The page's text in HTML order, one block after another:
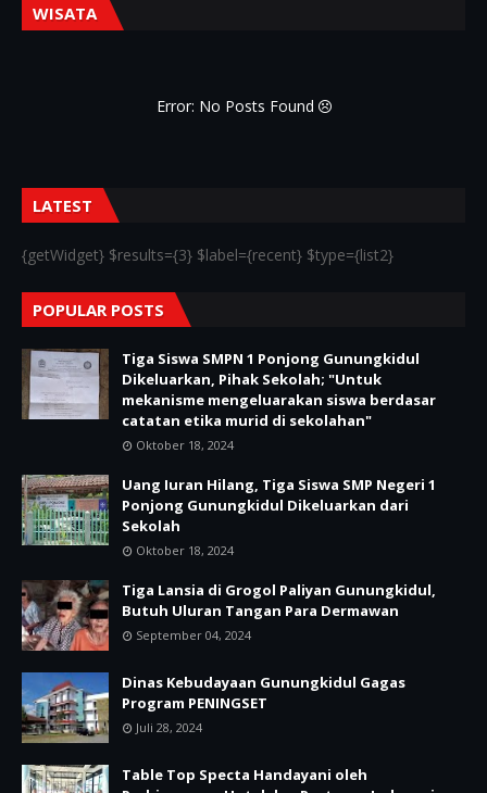
WISATA
Error: No Posts Found
LATEST
{getWidget} $results={3} $label={recent} $type={list2}
POPULAR POSTS
Tiga Siswa SMPN 1 Ponjong Gunungkidul
Dikeluarkan, Pihak Sekolah; "Untuk
mekanisme mengeluarakan siswa berdasar
catatan etika murid di sekolahan"
Oktober 18, 2024
Uang Iuran Hilang, Tiga Siswa SMP Negeri 1
Ponjong Gunungkidul Dikeluarkan dari
Sekolah
Oktober 18, 2024
Tiga Lansia di Grogol Paliyan Gunungkidul,
Butuh Uluran Tangan Para Dermawan
September 04, 2024
Dinas Kebudayaan Gunungkidul Gagas
Program PENINGSET
Juli 28, 2024
Table Top Specta Handayani oleh